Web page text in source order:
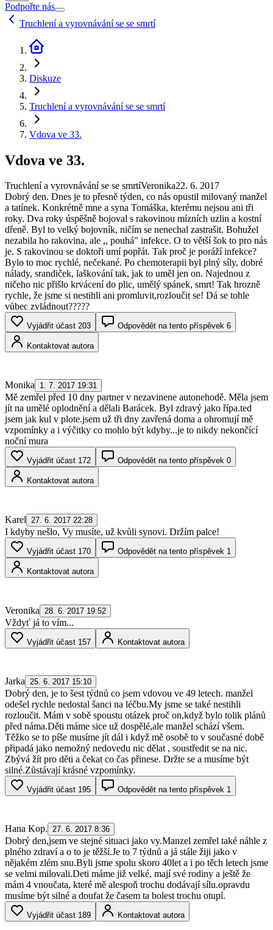
Podpořte nás
Truchlení a vyrovnávání se se smrtí
Diskuze
Truchlení a vyrovnávání se se smrtí
Vdova ve 33.
Vdova ve 33.
Truchlení a vyrovnávání se se smrtíVeronika22. 6. 2017
Dobrý den. Dnes je to přesně týden, co nás opustil milovaný manžel
a tatínek. Konkrétně mne a syna Tomáška, kterému nejsou ani tři
roky. Dva roky úspěšně bojoval s rakovinou mízních uzlin a kostní
dřeně. Byl to velký bojovník, ničím se nenechal zastrašit. Bohužel
nezabila ho rakovina, ale ,, pouhá" infekce. O to větší šok to pro nás
je. S rakovinou se doktoři umí popřát. Tak proč je poráží infekce?
Bylo to moc rychlé, nečekané. Po chemoterapii byl plný síly, dobré
nálady, srandiček, laškování tak, jak to uměl jen on. Najednou z
ničeho nic přišlo krvácení do plic, umělý spánek, smrt! Tak hrozně
rychle, že jsme si nestihli ani promluvit,rozloučit se! Dá se tohle
vůbec zvládnout?????
Vyjádřit účast 203 Odpovědět na tento příspěvek 6
Kontaktovat autora
Monika 1. 7. 2017 19:31
Mě zemřel před 10 dny partner v nezavinene autonehodě. Měla jsem
jít na umělé oplodnění a dělali Barácek. Byl zdravý jako řípa.ted
jsem jak kul v plote.jsem už tři dny zavřená doma a ohromují mě
vzpomínky a i výčitky co mohlo být kdyby...je to nikdy nekončící
noční mura
Vyjádřit účast 172 Odpovědět na tento příspěvek 0
Kontaktovat autora
Karel 27. 6. 2017 22:28
I kdyby nešlo, Vy musíte, už kvůli synovi. Držím palce!
Vyjádřit účast 170 Odpovědět na tento příspěvek 1
Kontaktovat autora
Veronika 28. 6. 2017 19:52
Vždyť já to vím...
Vyjádřit účast 157 Kontaktovat autora
Jarka 25. 6. 2017 15:10
Dobrý den, je to šest týdnů co jsem vdovou ve 49 letech. manžel
odešel rychle nedostal šanci na léčbu.My jsme se také nestihli
rozloučit. Mám v sobě spoustu otázek proč on,když bylo tolik plánů
před náma.Děti máme sice už dospělé,ale manžel schází všem.
Těžko se to píše musíme jít dál i když mě osobě to v současné době
připadá jako nemožný nedovedu nic dělat , soustředit se na nic.
Zbývá žít pro děti a čekat co čas přinese. Držte se a musíme být
silné.Zůstávají krásné vzpomínky.
Vyjádřit účast 195 Odpovědět na tento příspěvek 1
Hana Kop. 27. 6. 2017 8:36
Dobrý den,jsem ve stejné situaci jako vy.Manzel zemřel také náhle z
plného zdraví a o to je těžší.Je to 7 týdnů a já stále žiji jako v
nějakém zlém snu.Byli jsme spolu skoro 40let a i po těch letech jsme
se velmi milovali.Deti máme již velké, mají své rodiny a ještě že
mám 4 vnoučata, které mě alespoň trochu dodávají sílu.opravdu
musíme být silné a doufat že časem ta bolest trochu otupí.
Vyjádřit účast 189 Kontaktovat autora